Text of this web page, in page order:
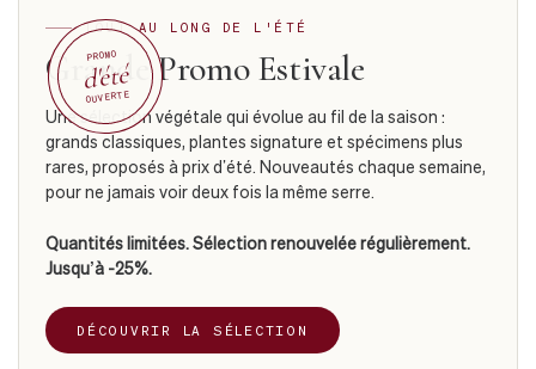
PROMO
d'été
OUVERTE
TOUT AU LONG DE L'ÉTÉ
Grande Promo Estivale
Une sélection végétale qui évolue au fil de la saison :
grands classiques, plantes signature et spécimens plus
rares, proposés à prix d’été. Nouveautés chaque semaine,
pour ne jamais voir deux fois la même serre.
Quantités limitées. Sélection renouvelée régulièrement.
Jusqu’à -25%.
DÉCOUVRIR LA SÉLECTION